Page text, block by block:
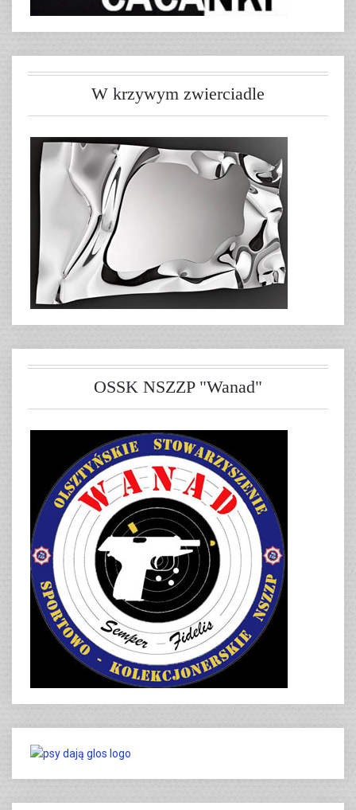
W krzywym zwierciadle
OSSK NSZZP "Wanad"